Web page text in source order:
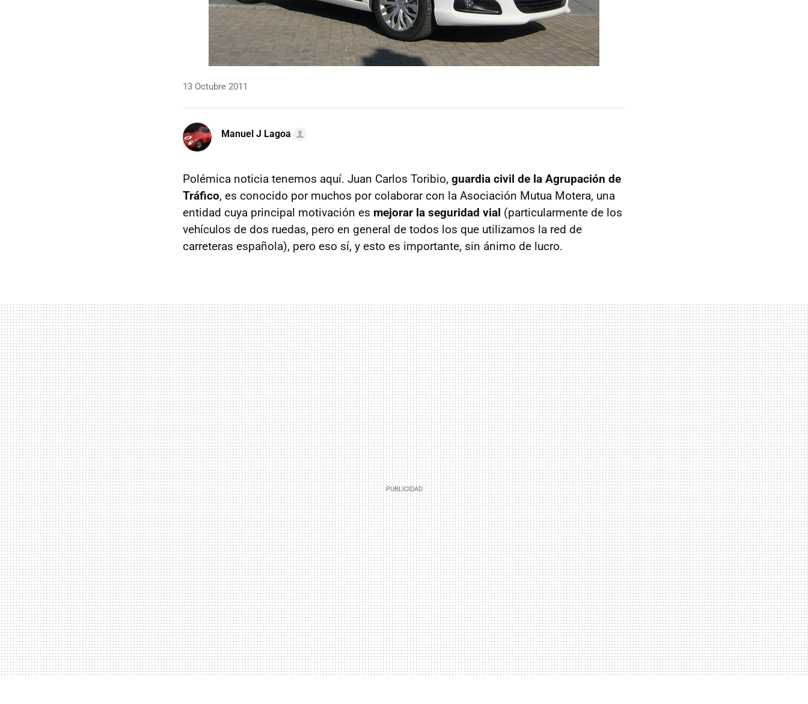
13 Octubre 2011
Manuel J Lagoa
Polémica noticia tenemos aquí. Juan Carlos Toribio, guardia civil de la Agrupación de
Tráfico, es conocido por muchos por colaborar con la Asociación Mutua Motera, una
entidad cuya principal motivación es mejorar la seguridad vial (particularmente de los
vehículos de dos ruedas, pero en general de todos los que utilizamos la red de
carreteras española), pero eso sí, y esto es importante, sin ánimo de lucro.